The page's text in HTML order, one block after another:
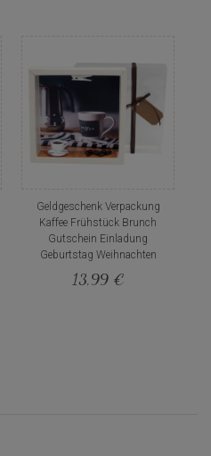
Geldgeschenk Verpackung
Kaffee Frühstück Brunch
Gutschein Einladung
Geburtstag Weihnachten
13,99 €